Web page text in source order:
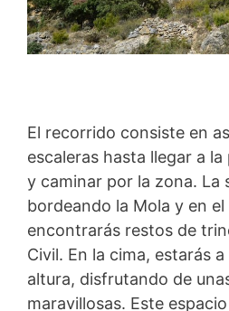
El recorrido consiste en
escaleras hasta llegar a
y caminar por la zona. La
bordeando la Mola y en
encontrarás restos de
Civil. En la cima, estarás
altura, disfrutando de
maravillosas. Este